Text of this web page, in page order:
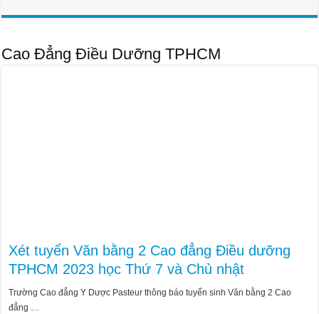
Cao Đẳng Điều Dưỡng TPHCM
Xét tuyển Văn bằng 2 Cao đẳng Điều dưỡng
TPHCM 2023 học Thứ 7 và Chủ nhật
Trường Cao đẳng Y Dược Pasteur thông báo tuyển sinh Văn bằng 2 Cao
đẳng …